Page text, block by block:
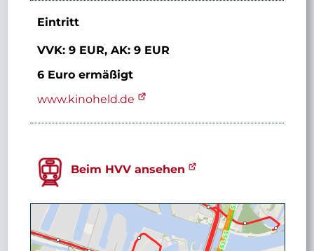
Eintritt
VVK: 9 EUR, AK: 9 EUR
6 Euro ermäßigt
www.kinoheld.de
Beim HVV ansehen